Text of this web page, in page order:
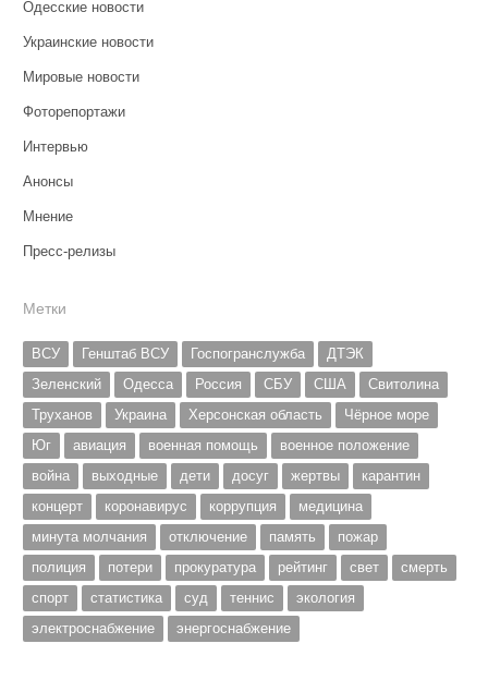
Одесские новости
Украинские новости
Мировые новости
Фоторепортажи
Интервью
Анонсы
Мнение
Пресс-релизы
Метки
ВСУ Генштаб ВСУ Госпогранслужба
ДТЭК
Зеленский
Одесса Россия СБУ США
Свитолина
Труханов
Украина Херсонская область
Чёрное море
Юг
авиация военная помощь
военное положение
война
выходные дети досуг жертвы
карантин
концерт
коронавирус коррупция
медицина
минута молчания
отключение память
пожар
полиция
потери прокуратура рейтинг свет
смерть
спорт
статистика суд теннис
экология
электроснабжение
энергоснабжение